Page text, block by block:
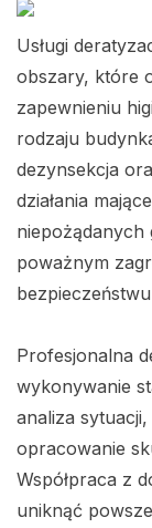
Usługi
obszary, które
zapewnieniu
rodzaju
dezynsekcja
działania
niepożądanych
poważnym
Profesjonalna
wykonywanie
analiza
opracowanie
Współpraca z
uniknąć